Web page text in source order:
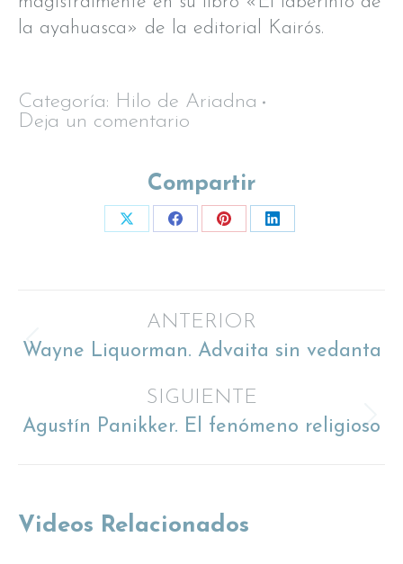
la ayahuasca» de la editorial Kairós.
Categoría: Hilo de Ariadna
Deja un comentario
Compartir
Share
Share
Share
Share
entre
ANTERIOR
Proyecto
Wayne Liquorman. Advaita sin vedanta
SIGUIENTE
Proyecto
Agustín Panikker. El fenómeno religioso
Videos Relacionados